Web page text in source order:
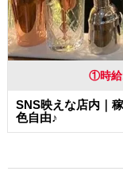
①時給
SNS映えな店内｜
色自由♪